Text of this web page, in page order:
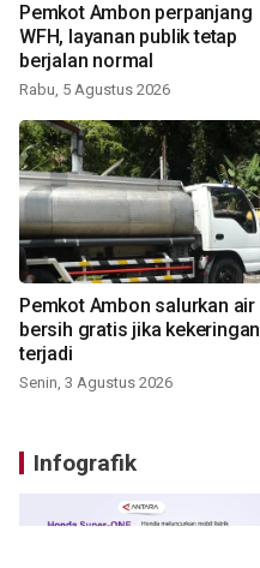
Pemkot Ambon perpanjang
WFH, layanan publik tetap
berjalan normal
Rabu, 5 Agustus 2026
Pemkot Ambon salurkan air
bersih gratis jika kekeringan
terjadi
Senin, 3 Agustus 2026
Infografik